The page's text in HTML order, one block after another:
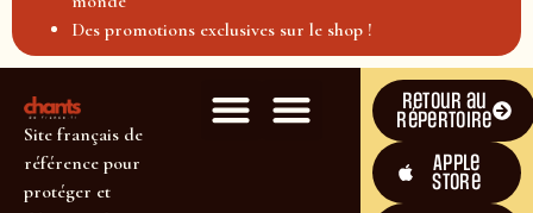
Des promotions exclusives sur le shop !
Site français de
référence pour
protéger et
Retour au
répertoire
Apple
Store